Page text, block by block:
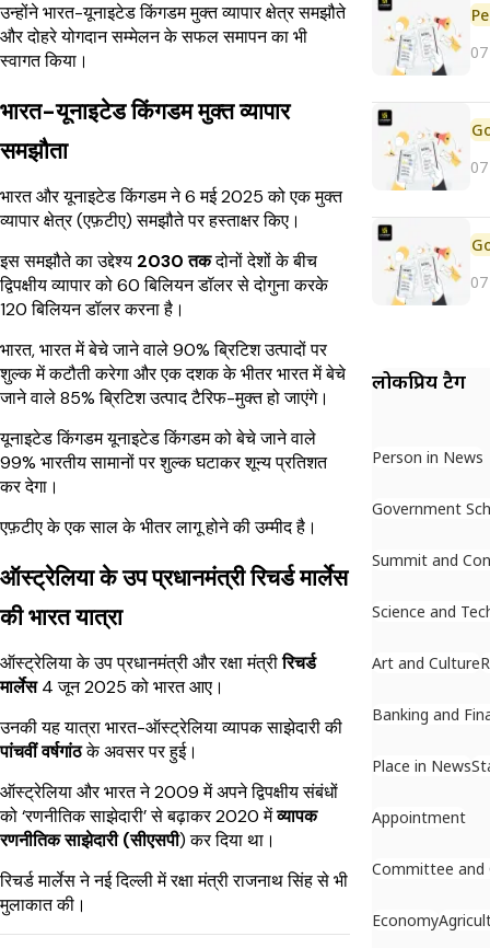
उन्होंने भारत-यूनाइटेड किंगडम मुक्त व्यापार क्षेत्र समझौते
और दोहरे योगदान सम्मेलन के सफल समापन का भी
स्वागत किया।
भारत-यूनाइटेड किंगडम मुक्त व्यापार
समझौता
भारत और यूनाइटेड किंगडम ने 6 मई 2025 को एक मुक्त
व्यापार क्षेत्र (एफ़टीए) समझौते पर हस्ताक्षर किए।
इस समझौते का उद्देश्य 2030 तकदोनों देशों के बीच
द्विपक्षीय व्यापार को 60 बिलियन डॉलर से दोगुना करके
120 बिलियन डॉलर करना है।
भारत, भारत में बेचे जाने वाले 90% ब्रिटिश उत्पादों पर
शुल्क में कटौती करेगा और एक दशक के भीतर भारत में बेचे
जाने वाले 85% ब्रिटिश उत्पाद टैरिफ-मुक्त हो जाएंगे।
यूनाइटेड किंगडम यूनाइटेड किंगडम को बेचे जाने वाले
99% भारतीय सामानों पर शुल्क घटाकर शून्य प्रतिशत
कर देगा।
एफ़टीए के एक साल के भीतर लागू होने की उम्मीद है।
ऑस्ट्रेलिया के उप प्रधानमंत्री रिचर्ड मार्लेस
की भारत यात्रा
ऑस्ट्रेलिया के उप प्रधानमंत्री और रक्षा मंत्रीरिचर्ड
मार्लेस4 जून 2025 को भारत आए।
उनकी यह यात्रा भारत-ऑस्ट्रेलिया व्यापक साझेदारी की
पांचवीं वर्षगांठके अवसर पर हुई।
ऑस्ट्रेलिया और भारत ने 2009 में अपने द्विपक्षीय संबंधों
को ‘रणनीतिक साझेदारी’ से बढ़ाकर 2020 मेंव्यापक
रणनीतिक साझेदारी (सीएसपी) कर दिया था।
रिचर्ड मार्लेस ने नई दिल्ली में रक्षा मंत्री राजनाथ सिंह से भी
मुलाकात की।
लोकप्रिय टैग
Person in News
Government
Summit and
Science and
Art and Culture
Banking and
Place in News
Appointment
Committee and
Economy